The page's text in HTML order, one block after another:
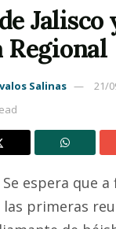
Regional
Salinas
21/
Se espera que
las primeras